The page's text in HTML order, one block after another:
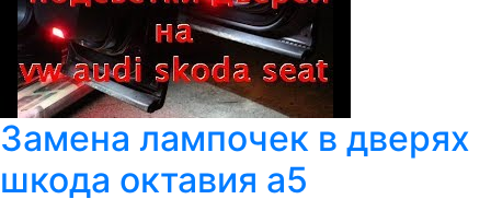
Замена лампочек в дверях
шкода октавия а5